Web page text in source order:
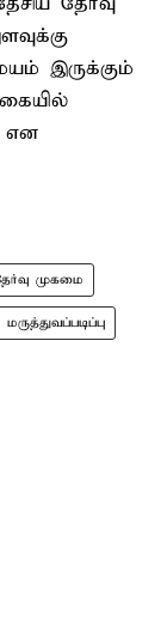
இருக்கும்
என
முகமை
மருத்துவப்படிப்பு